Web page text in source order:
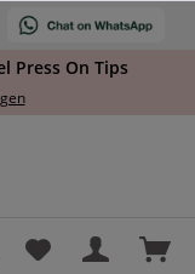
Press On Tips